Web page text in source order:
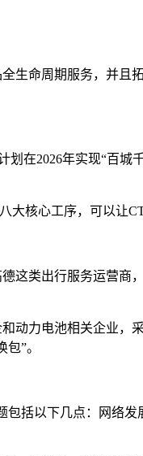
生命周期服务，并且
在2026年实现“百城
核心工序，可以让
这类出行服务运营商
动力电池相关企业，
”。
括以下几点：网络